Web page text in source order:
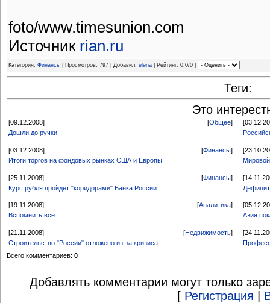
foto/www.timesunion.com
Источник rian.ru
Категория: Финансы | Просмотров: 797 | Добавил: elena | Рейтинг: 0.0/0 |
Теги:
Это
[09.12.2008] [Общее]
Дошли до ручки
[03.12.2008] [Финансы]
Итоги торгов на фондовых рынках США и Европы
[25.11.2008] [Финансы]
Курс рубля пройдет "коридорами" Банка России
[19.11.2008] [Аналитика]
Вспомнить все
Азия
[21.11.2008] [Недвижимость]
Строительство "России" отложено из-за кризиса
Всего комментариев: 0
Добавлять комментарии могут только
[ Регистрация